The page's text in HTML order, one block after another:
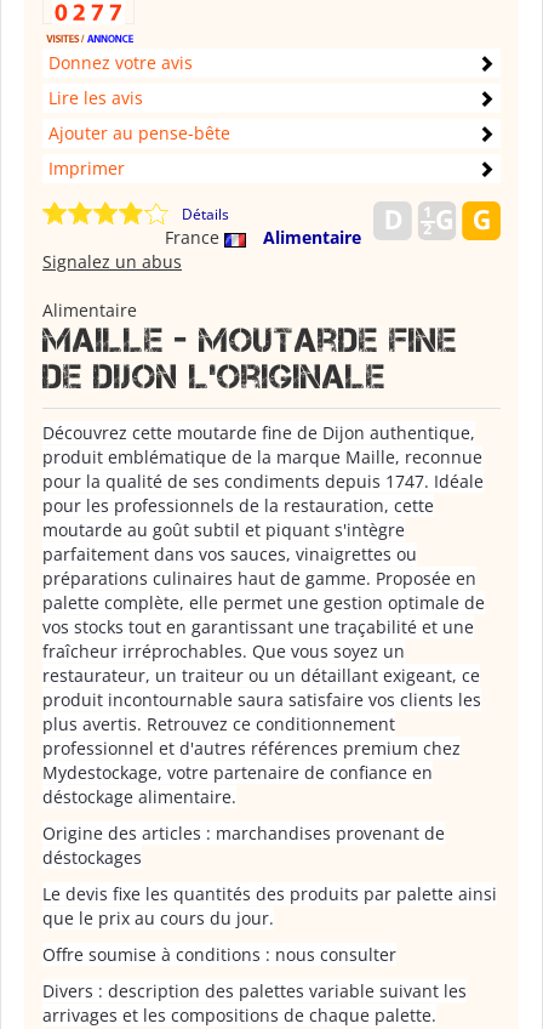
Donnez votre avis
Lire les avis
Ajouter au pense-bête
Imprimer
Détails
France
Alimentaire
Signalez un abus
Alimentaire
Maille - moutarde fine
de dijon l'originale
Découvrez cette moutarde fine de Dijon authentique,
produit emblématique de la marque Maille, reconnue
pour la qualité de ses condiments depuis 1747. Idéale
pour les professionnels de la restauration, cette
moutarde au goût subtil et piquant s'intègre
parfaitement dans vos sauces, vinaigrettes ou
préparations culinaires haut de gamme. Proposée en
palette complète, elle permet une gestion optimale de
vos stocks tout en garantissant une traçabilité et une
fraîcheur irréprochables. Que vous soyez un
restaurateur, un traiteur ou un détaillant exigeant, ce
produit incontournable saura satisfaire vos clients les
plus avertis. Retrouvez ce conditionnement
professionnel et d'autres références premium chez
Mydestockage, votre partenaire de confiance en
déstockage alimentaire.
Origine des articles : marchandises provenant de
déstockages
Le devis fixe les quantités des produits par palette ainsi
que le prix au cours du jour.
Offre soumise à conditions : nous consulter
Divers : description des palettes variable suivant les
arrivages et les compositions de chaque palette.